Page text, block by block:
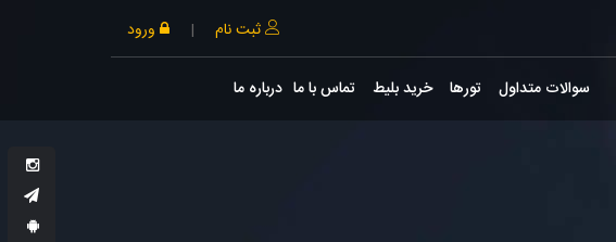
ثبت نام | ورود
سوالات متداول تورها خرید بلیط تماس با ما درباره ما